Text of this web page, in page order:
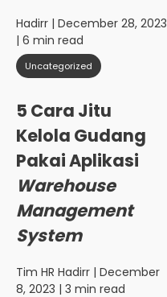
Hadirr | December 28, 2023
| 6 min read
Uncategorized
5 Cara Jitu
Kelola Gudang
Pakai Aplikasi
Warehouse
Management
System
Tim HR Hadirr | December
8, 2023 | 3 min read